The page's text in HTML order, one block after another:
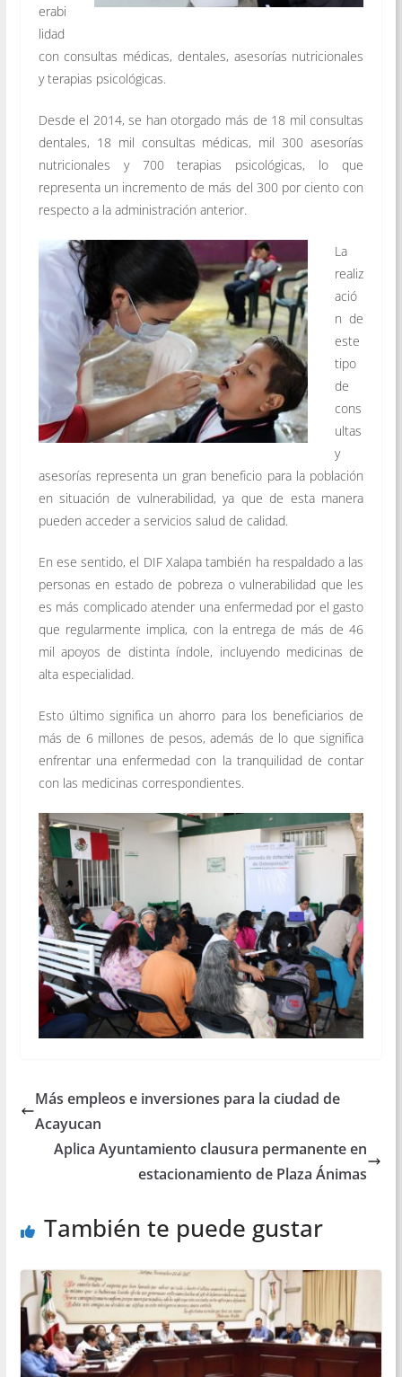
erabi
lidad
con consultas médicas, dentales, asesorías nutricionales
y terapias psicológicas.
Desde el 2014, se han otorgado más de 18 mil consultas
dentales, 18 mil consultas médicas, mil 300 asesorías
nutricionales y 700 terapias psicológicas, lo que
representa un incremento de más del 300 por ciento con
respecto a la administración anterior.
La
realiz
ació
n de
este
tipo
de
cons
ultas
y
asesorías representa un gran beneficio para la población
en situación de vulnerabilidad, ya que de esta manera
pueden acceder a servicios salud de calidad.
En ese sentido, el DIF Xalapa también ha respaldado a las
personas en estado de pobreza o vulnerabilidad que les
es más complicado atender una enfermedad por el gasto
que regularmente implica, con la entrega de más de 46
mil apoyos de distinta índole, incluyendo medicinas de
alta especialidad.
Esto último significa un ahorro para los beneficiarios de
más de 6 millones de pesos, además de lo que significa
enfrentar una enfermedad con la tranquilidad de contar
con las medicinas correspondientes.
Más empleos e inversiones para la ciudad de
Acayucan
Aplica Ayuntamiento clausura permanente en
estacionamiento de Plaza Ánimas
También te puede gustar